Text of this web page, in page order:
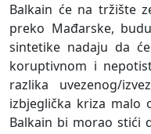
Balkain će na tržište
preko Mađarske,
sintetike nadaju da
koruptivnom i
razlika uvezenog/
izbjeglička kriza malo
Balkain bi morao stići